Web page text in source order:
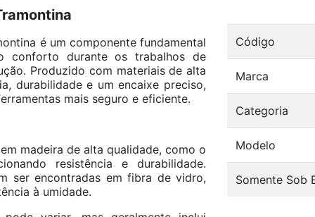
é um componente fundamental
conforto durante os trabalhos de
Produzido com materiais de alta
durabilidade e um encaixe preciso,
mais seguro e eficiente.
madeira de alta qualidade, como o
resistência e durabilidade.
ser encontradas em fibra de vidro,
à umidade.
Código
Marca
Categoria
Modelo
Somente Sob